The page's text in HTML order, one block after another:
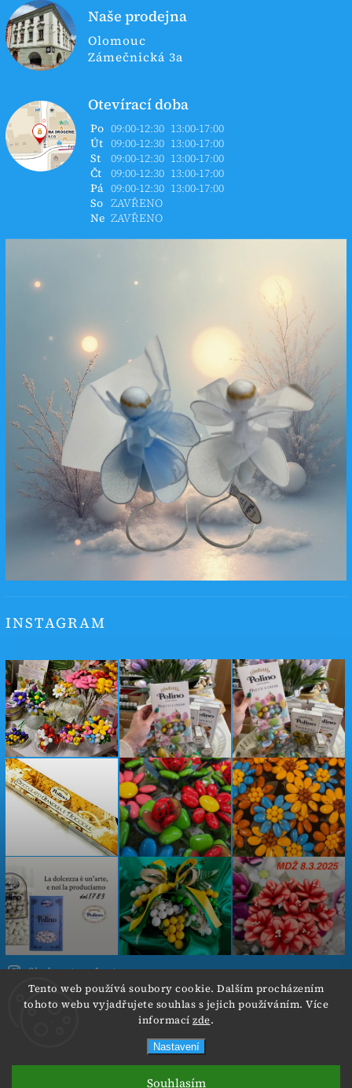
Tento web používá soubory cookie. Dalším procházením
tohoto webu vyjadřujete souhlas s jejich používáním. Více
informací zde.
Nastavení
Souhlasím
Od 3.8.- 6.8.2026 neposíláme objednávky z důvodu
nadměrného tepla. Děkuji za pochopení :-)
Naše prodejna
Olomouc
Zámečnická 3a
Otevírací doba
Po 09:00-12:30 13:00-17:00
Út 09:00-12:30 13:00-17:00
St
09:00-12:30 13:00-17:00
Čt 09:00-12:30 13:00-17:00
Pá 09:00-12:30 13:00-17:00
So ZAVŘENO
Ne ZAVŘENO
INSTAGRAM
Sledovat na Instagramu
Copyright 2026 Cokoladovekvetiny.cz
Shoptet| Design